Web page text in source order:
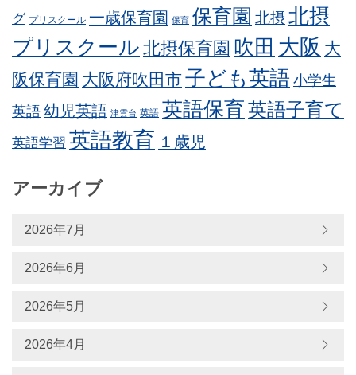
グ プリスクール 一歳保育園 保育 保育園 北摂 北摂
プリスクール 北摂保育園 吹田 大阪 大
阪保育園 大阪府吹田市子ども英語 小学生
英語幼児英語 津雲台 英語 英語保育英語子育て
英語学習 英語教育 １歳児
アーカイブ
2026年7月
2026年6月
2026年5月
2026年4月